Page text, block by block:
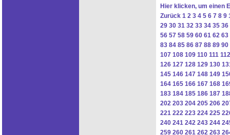
Hier klicken, um einen
Zurück 1 2 3 4 5 6 7 8 9
29 30 31 32 33 34 35 36
56 57 58 59 60 61 62 63
83 84 85 86 87 88 89 90
107 108 109 110 111 112
126 127 128 129 130
145 146 147 148 149
164 165 166 167 168
183 184 185 186 187
202 203 204 205 206
221 222 223 224 225
240 241 242 243 244
259 260 261 262 263